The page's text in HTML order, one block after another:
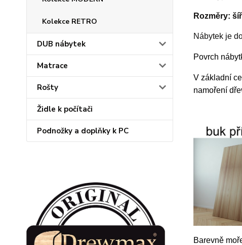
Kolekce RETRO
DUB nábytek
Matrace
Rošty
Židle k počítači
Podnožky a doplňky k PC
Rozměry:
Nábytek je
Povrch
V základní
namoření
Barevně